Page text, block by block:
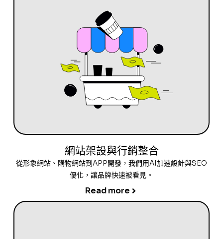
網站架設與行銷整合
從形象網站、購物網站到APP開發，我們用AI加速設計與SEO
優化，讓品牌快速被看見。
Read more